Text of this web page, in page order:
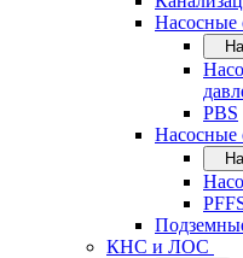
Насосные
PBS
Насосные
КНС и ЛОС